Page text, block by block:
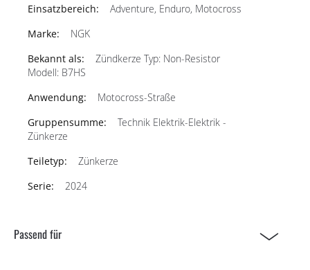
Adventure, Enduro, Motocross
NGK
Zündkerze Typ: Non-Resistor
Modell: B7HS
Motocross-Straße
Technik Elektrik-Elektrik -
Zünkerze
Zünkerze
2024
Passend für